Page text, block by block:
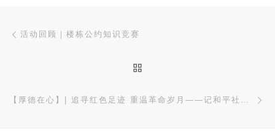
文章导航
活动回顾｜楼栋公约知识竞赛